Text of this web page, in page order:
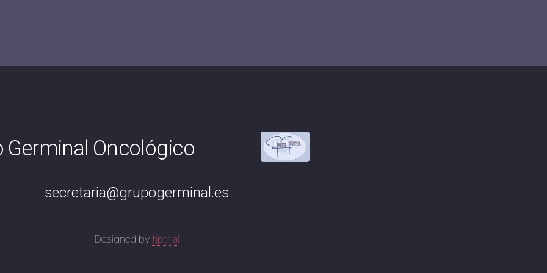
Germinal Oncológico
secretaria@grupogerminal.es
Designed by fjptrial